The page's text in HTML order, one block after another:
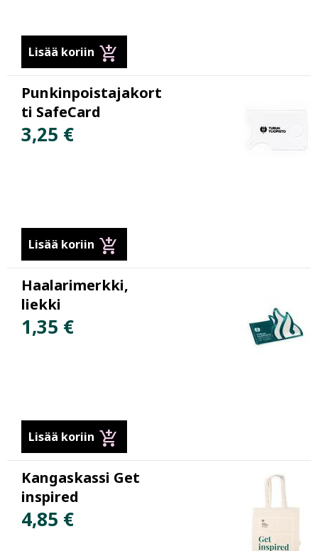
Lisää koriin add_shopping_cart
Punkinpoistajakort
ti SafeCard
3,25 €
Lisää koriin add_shopping_cart
Haalarimerkki,
liekki
1,35 €
Lisää koriin add_shopping_cart
Kangaskassi Get
inspired
4,85 €